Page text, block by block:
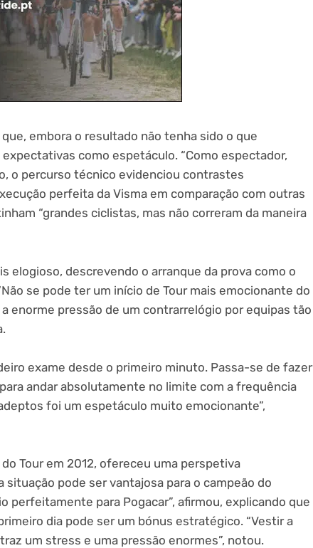
embora o resultado não tenha sido o que
como espetáculo. “Como espectador,
o percurso técnico evidenciou contrastes
perfeita da Visma em comparação com outras
“grandes ciclistas, mas não correram da maneira
elogioso, descrevendo o arranque da prova como o
se pode ter um início de Tour mais emocionante do
enorme pressão de um contrarrelógio por equipas tão
exame desde o primeiro minuto. Passa-se de fazer
andar absolutamente no limite com a frequência
foi um espetáculo muito emocionante”,
Tour em 2012, ofereceu uma perspetiva
pode ser vantajosa para o campeão do
perfeitamente para Pogacar”, afirmou, explicando que
dia pode ser um bónus estratégico. “Vestir a
um stress e uma pressão enormes”, notou.